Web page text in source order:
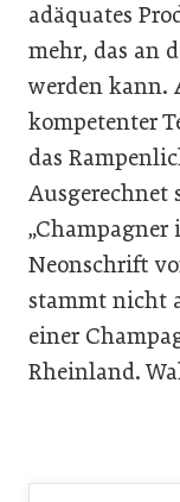
adäquates
mehr, das an
werden kann.
kompetenter
das
Ausgerechnet
„Champagner
Neonschrift
stammt nicht
einer
Rheinland.